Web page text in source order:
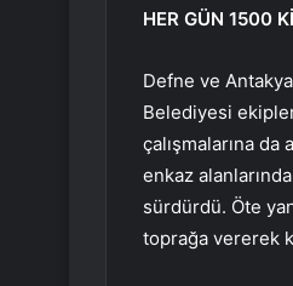
HER GÜN 1500
Defne ve
Belediyesi
çalışmalarına
enkaz
sürdürdü. Öte
toprağa vererek